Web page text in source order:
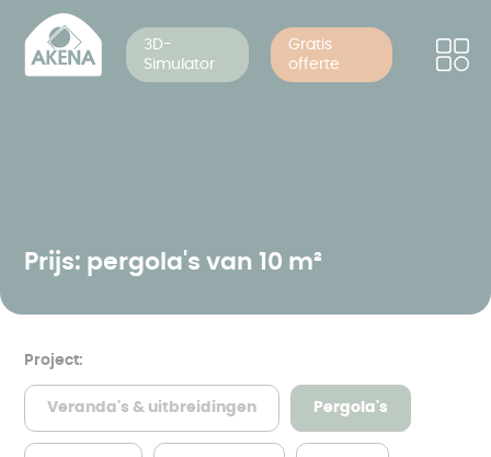
Overslaan
naar
3D-
Simulator
Gratis
offerte
Prijs: pergola's van 10 m²
Project:
Veranda's & uitbreidingen Pergola's